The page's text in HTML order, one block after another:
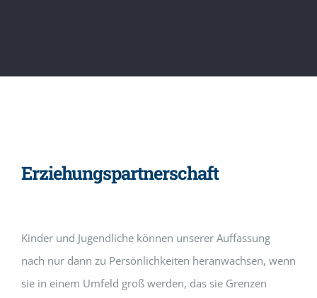
Erziehungspartnerschaft
Kinder und Jugendliche können unserer Auffassung
nach nur dann zu Persönlichkeiten heranwachsen, wenn
sie in einem Umfeld groß werden, das sie Grenzen